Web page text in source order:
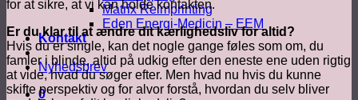
Matrix Reimprinting
Eden Energi-Medicin – EEM
Kontakt
Nyhedsbrev
0
for at sikre, at vi kan holde kontakten.
Er du klar til at ændre dit kærlighedsliv for altid?
Hvis du er single, kan det nogle gange føles som om, du
famler i blinde, altid på udkig efter den eneste ene uden rigtig
at vide, hvad du søger efter. Men hvad nu hvis du kunne
skifte perspektiv og for alvor forstå, hvordan du selv bliver